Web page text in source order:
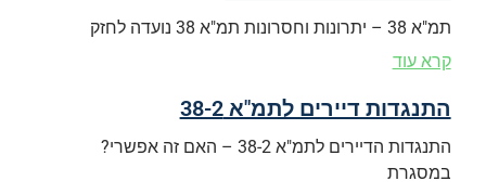
תמ"א 38 – יתרונות וחסרונות תמ"א 38 נועדה לחזק
קרא עוד
התנגדות דיירים לתמ"א 38-2
התנגדות הדיירים לתמ"א 38-2 – האם זה אפשרי?
במסגרת